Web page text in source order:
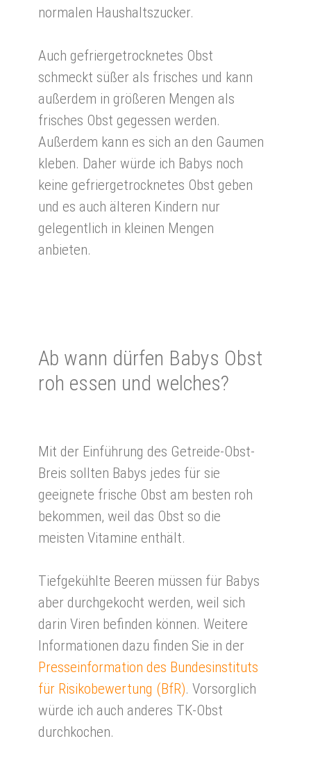
normalen Haushaltszucker.
Auch gefriergetrocknetes Obst
schmeckt süßer als frisches und kann
außerdem in größeren Mengen als
frisches Obst gegessen werden.
Außerdem kann es sich an den Gaumen
kleben. Daher würde ich Babys noch
keine gefriergetrocknetes Obst geben
und es auch älteren Kindern nur
gelegentlich in kleinen Mengen
anbieten.
Ab wann dür­fen Babys Obst
roh es­sen und wel­ches?
Mit der Einführung des Getreide-Obst-
Breis sollten Babys jedes für sie
geeignete frische Obst am besten roh
bekommen, weil das Obst so die
meisten Vitamine enthält.
Tiefgekühlte Beeren müssen für Babys
aber durchgekocht werden, weil sich
darin Viren befinden können. Weitere
Informationen dazu finden Sie in der
Presseinformation des Bundesinstituts
für Risikobewertung (BfR). Vorsorglich
würde ich auch anderes TK-Obst
durchkochen.